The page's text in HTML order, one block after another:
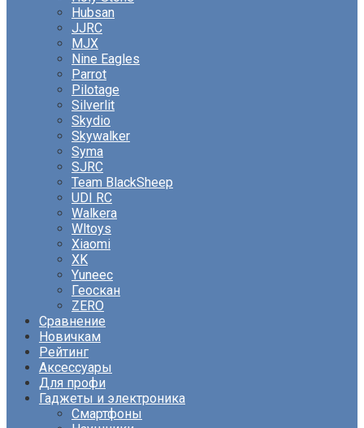
Hubsan
JJRC
MJX
Nine Eagles
Parrot
Pilotage
Silverlit
Skydio
Skywalker
Syma
SJRC
Team BlackSheep
UDI RC
Walkera
Wltoys
Xiaomi
XK
Yuneec
Геоскан
ZERO
Сравнение
Новичкам
Рейтинг
Аксессуары
Для профи
Гаджеты и электроника
Смартфоны